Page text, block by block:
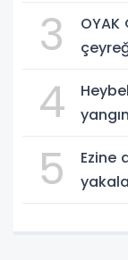
3
OYAK
4
5
Ezine